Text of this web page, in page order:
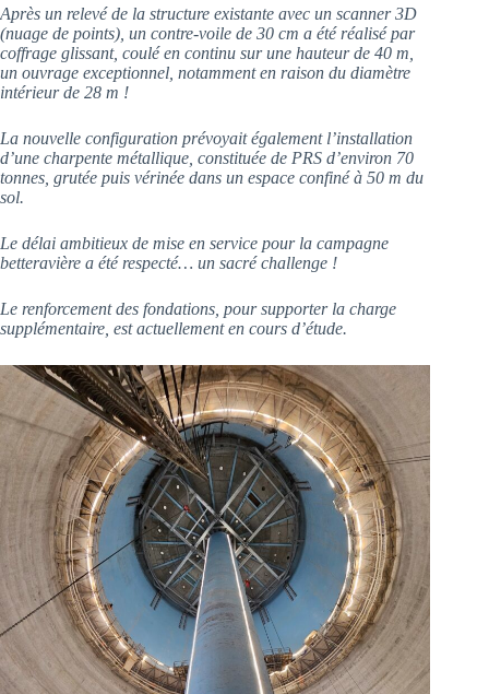
Après un relevé de la structure existante avec un scanner 3D
(nuage de points), un contre-voile de 30 cm a été réalisé par
coffrage glissant, coulé en continu sur une hauteur de 40 m,
un ouvrage exceptionnel, notamment en raison du diamètre
intérieur de 28 m !
La nouvelle configuration prévoyait également l’installation
d’une charpente métallique, constituée de PRS d’environ 70
tonnes, grutée puis vérinée dans un espace confiné à 50 m du
sol.
Le délai ambitieux de mise en service pour la campagne
betteravière a été respecté… un sacré challenge !
Le renforcement des fondations, pour supporter la charge
supplémentaire, est actuellement en cours d’étude.